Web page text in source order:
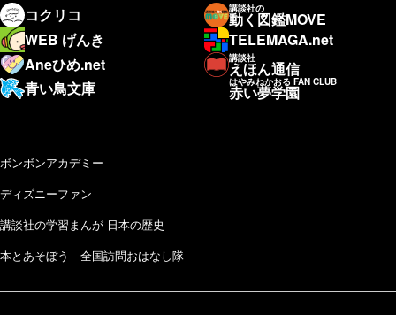
コクリコ
講談社の
動く図鑑MOVE
WEB げんき
TELEMAGA.net
Aneひめ.net
講談社
えほん通信
青い鳥文庫
はやみねかおる FAN CLUB
赤い夢学園
ボンボンアカデミー
ディズニーファン
講談社の学習まんが 日本の歴史
本とあそぼう 全国訪問おはなし隊